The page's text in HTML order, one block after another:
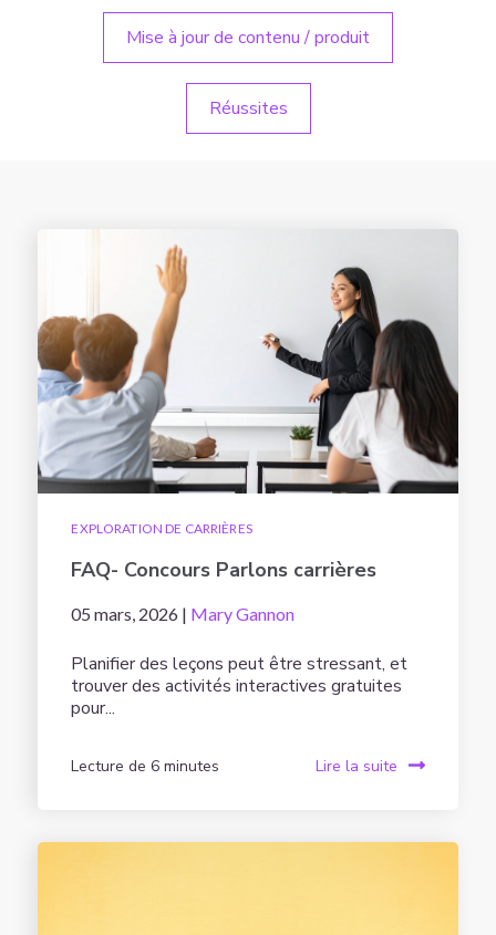
Mise à jour de contenu / produit
Réussites
EXPLORATION DE CARRIÈRES
FAQ- Concours Parlons carrières
05 mars, 2026 | Mary Gannon
Planifier des leçons peut être stressant, et
trouver des activités interactives gratuites
pour...
Lecture de 6 minutes Lire la suite